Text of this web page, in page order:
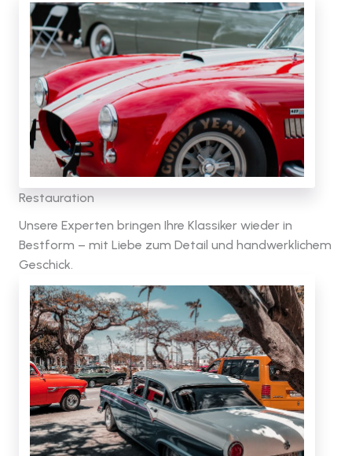
Restauration
Unsere Experten bringen Ihre Klassiker wieder in
Bestform – mit Liebe zum Detail und handwerklichem
Geschick.